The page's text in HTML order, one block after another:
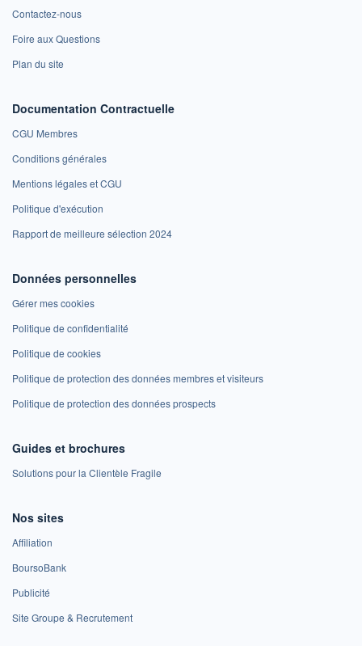
Contactez-nous
Foire aux Questions
Plan du site
Documentation Contractuelle
CGU Membres
Conditions générales
Mentions légales et CGU
Politique d'exécution
Rapport de meilleure sélection 2024
Données personnelles
Gérer mes cookies
Politique de confidentialité
Politique de cookies
Politique de protection des données membres et visiteurs
Politique de protection des données prospects
Guides et brochures
Solutions pour la Clientèle Fragile
Nos sites
Affiliation
BoursoBank
Publicité
Site Groupe & Recrutement